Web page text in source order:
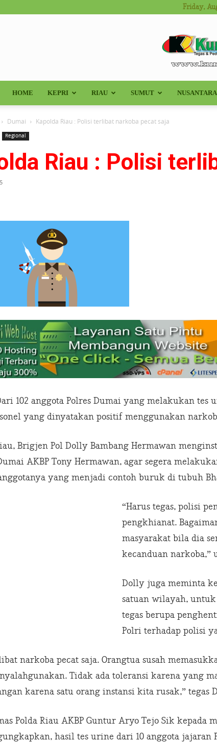
Friday,
HOME KEPRI RIAU SUMUT NUSANTARA
Dumai Kapolda Riau : Polisi terlibat narkoba pecat saja
Regional
Riau : Polisi
102 anggota Polres Dumai yang melakukan tes
yang dinyatakan positif menggunakan
Brigjen Pol Dolly Bambang Hermawan
AKBP Tony Hermawan, agar segera
yang menjadi contoh buruk di tubuh
“Harus tegas, polisi
pengkhianat.
masyarakat bila dia
kecanduan narkoba,”
Dolly juga meminta
satuan wilayah,
tegas berupa
Polri terhadap polisi
narkoba pecat saja. Orangtua susah
Tidak ada toleransi karena yang
karena satu orang instansi kita rusak,” tegas
Polda Riau AKBP Guntur Aryo Tejo Sik kepada
hasil tes urine dari 10 anggota